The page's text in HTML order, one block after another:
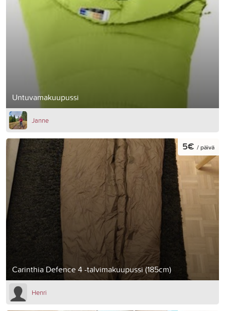
Untuvamakuupussi
Janne
Carinthia Defence 4 -talvimakuupussi (185cm)
5€ / päivä
Henri